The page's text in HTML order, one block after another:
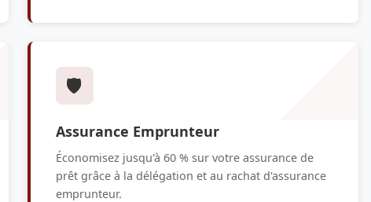
🛡️
Assurance Emprunteur
Économisez jusqu'à 60 % sur votre assurance de
prêt grâce à la délégation et au rachat d'assurance
emprunteur.